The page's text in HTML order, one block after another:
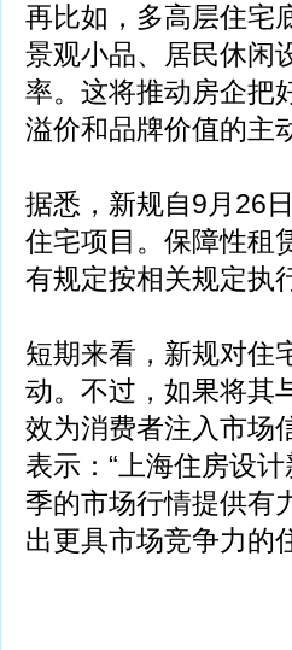
再比如，多高层住宅
景观小品、居民休闲
率。这将推动房企把
溢价和品牌价值的主
据悉，新规自9月26
住宅项目。保障性租
有规定按相关规定执
短期来看，新规对住
动。不过，如果将其
效为消费者注入市场
表示：“上海住房设
季的市场行情提供有
出更具市场竞争力的